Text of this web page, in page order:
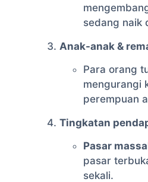
sedang naik
Anak-anak &
Para orang
mengurangi
perempuan
Tingkatan
Pasar
pasar
sekali.